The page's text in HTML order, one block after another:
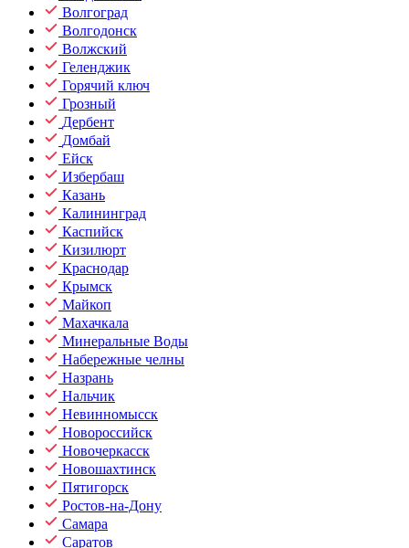
Волгоград
Волгодонск
Волжский
Геленджик
Горячий ключ
Грозный
Дербент
Домбай
Ейск
Избербаш
Казань
Калининград
Каспийск
Кизилюрт
Краснодар
Крымск
Майкоп
Махачкала
Минеральные Воды
Набережные челны
Назрань
Нальчик
Невинномысск
Новороссийск
Новочеркасск
Новошахтинск
Пятигорск
Ростов-на-Дону
Самара
Саратов